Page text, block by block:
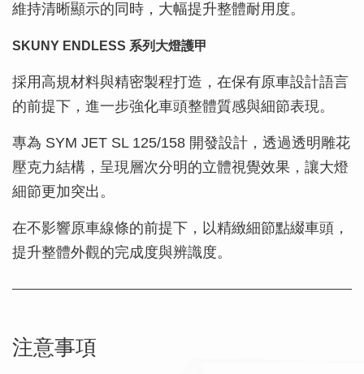
維持清晰顯示的同時，大幅提升整體耐用度。
SKUNY ENDLESS 系列大燈護甲
採用高規材料與精密製程打造，在保有原車設計語言
的前提下，進一步強化車頭整體質感與細節表現。
專為 SYM JET SL 125/158 開發設計，透過透明雕花
壓克力結構，呈現層次分明的立體視覺效果，讓大燈
細節更加突出。
在不影響原車線條的前提下，以精緻細節點綴車頭，
提升整體外觀的完成度與辨識度。
注意事項